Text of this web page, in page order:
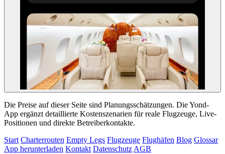
Die Preise auf dieser Seite sind Planungsschätzungen. Die Yond-
App ergänzt detaillierte Kostenszenarien für reale Flugzeuge, Live-
Positionen und direkte Betreiberkontakte.
Start Charterrouten Empty Legs Flugzeuge Flughäfen Blog Glossar
App herunterladen Kontakt Datenschutz AGB